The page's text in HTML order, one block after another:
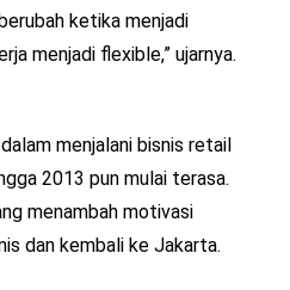
ketika menjadi
menjadi flexible,” ujarnya.
menjalani bisnis retail
2013 pun mulai terasa.
menambah motivasi
dan kembali ke Jakarta.